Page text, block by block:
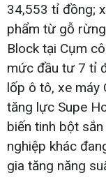
34,553 tỉ đồng;
phẩm từ gỗ
Block tại Cụm
mức đầu tư 7 tỉ
lốp ô tô, xe máy
tăng lực Supe
biến tinh bột
nghiệp khác
gia tăng năng